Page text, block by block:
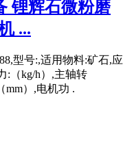
锂辉石微粉磨
...
型号:,适用物料:矿石,应
:（kg/h）,主轴转
mm）,电机功 .